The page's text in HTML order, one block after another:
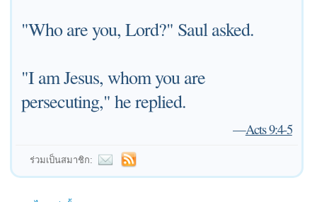
"Who are you, Lord?" Saul asked.
"I am Jesus, whom you are
persecuting," he replied.
—Acts 9:4-5
ร่วมเป็นสมาชิก: